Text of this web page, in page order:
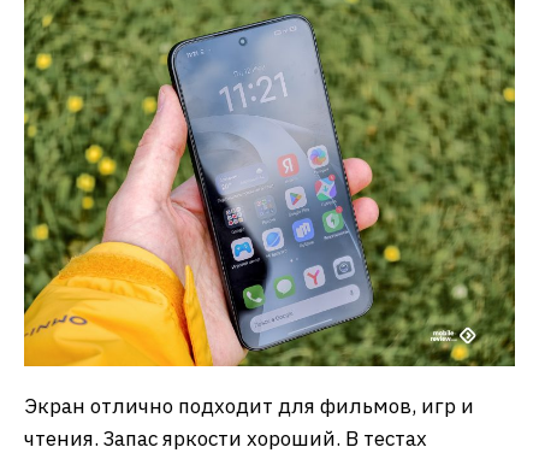
Экран отлично подходит для фильмов, игр и
чтения. Запас яркости хороший. В тестах